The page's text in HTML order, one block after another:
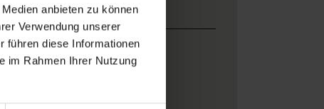
anbieten zu können
Verwendung unserer
führen diese Informationen
im Rahmen Ihrer Nutzung
4,00 m x Höhe 2,80 m
, Florale Muster, FotoTapeten,